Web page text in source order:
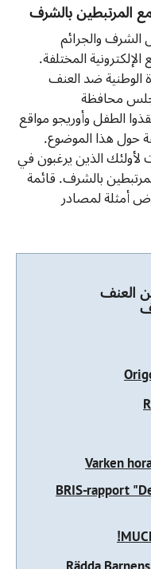
المرتبطين بالشرف
الشرف والجرائم
المختلفة.
الوطنية ضد العنف
محافظة
الطفل وأوريجو مواقع
حول هذا الموضوع.
لأولئك الذين يرغبون في
بالشرف. قائمة
أمثلة لمصادر
العنف
Varken
BRIS-rapport